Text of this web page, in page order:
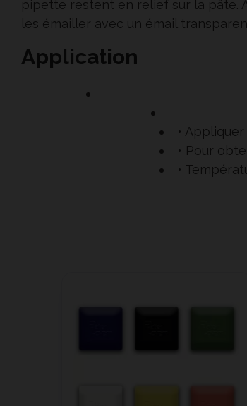
pipette restent en relief sur la pâte.
les émailler avec un émail
Application
•
• Pour
•